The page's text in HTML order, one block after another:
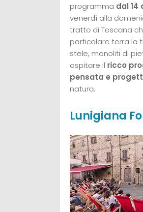
programma dal 14
venerdì alla
tratto di Toscana
particolare terra la
stele, monoliti di
ospitare il ricco
pensata e
natura.
Lunigiana